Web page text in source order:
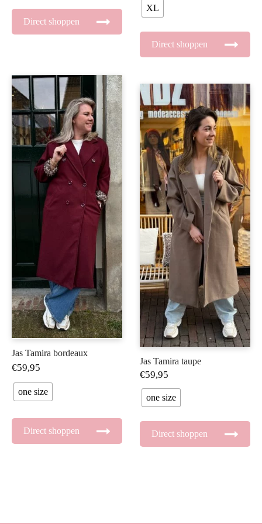
Direct shoppen
XL
Direct shoppen
Jas Tamira bordeaux
€59,95
one size
Direct shoppen
Jas Tamira taupe
€59,95
one size
Direct shoppen